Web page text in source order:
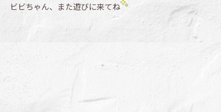
ビビちゃん、また遊びに来てね